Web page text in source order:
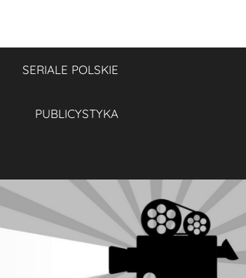
SERIALE POLSKIE
PUBLICYSTYKA